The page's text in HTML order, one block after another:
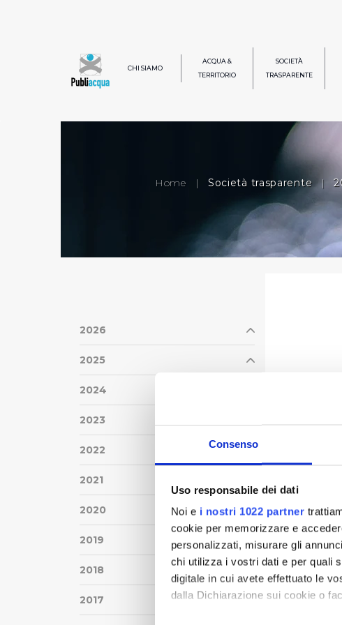
Consenso
Uso responsabile dei dati
Noi e i nostri 1022 partner
cookie per memorizzare e
personalizzati, misurare gli
chi utilizza i vostri dati e per quali
digitale in cui avete effettuato le
dalla Dichiarazione sui cookie o
CHI SIAMO
ACQUA &
TERRITORIO
SOCIETÀ
TRASPARENTE
Home | Società trasparente |
2026
2025
2024
2023
2022
2021
2020
2019
2018
2017